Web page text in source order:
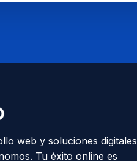
web y soluciones digitales
Tu éxito online es